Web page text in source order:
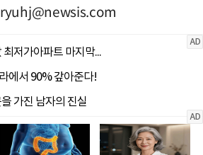
ryuhj@newsis.com